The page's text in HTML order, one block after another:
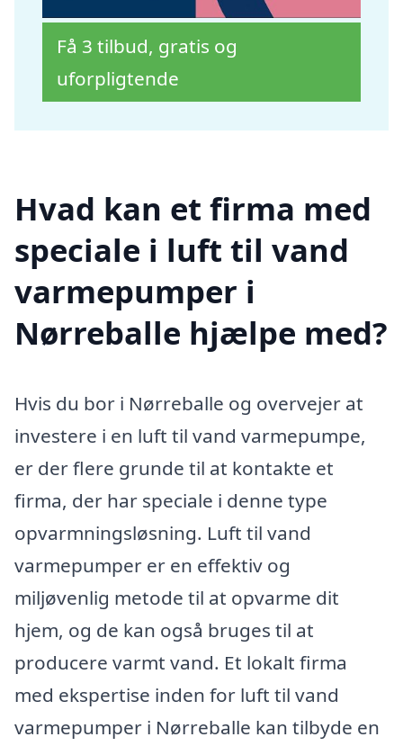
Få 3 tilbud, gratis og
uforpligtende
Hvad kan et firma med
speciale i luft til vand
varmepumper i
Nørreballe hjælpe med?
Hvis du bor i Nørreballe og overvejer at
investere i en luft til vand varmepumpe,
er der flere grunde til at kontakte et
firma, der har speciale i denne type
opvarmningsløsning. Luft til vand
varmepumper er en effektiv og
miljøvenlig metode til at opvarme dit
hjem, og de kan også bruges til at
producere varmt vand. Et lokalt firma
med ekspertise inden for luft til vand
varmepumper i Nørreballe kan tilbyde en